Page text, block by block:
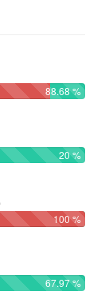
88.68 %
20 %
100 %
67.97 %